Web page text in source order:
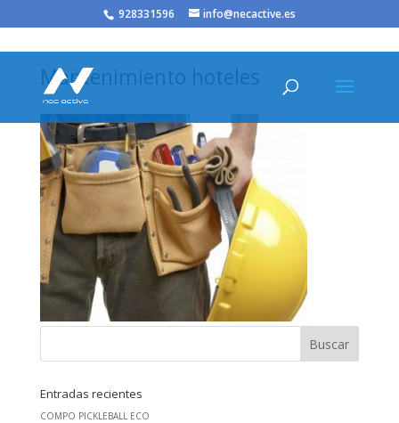
/* JS para menú plegable móvil Divi */
928331596 info@necactive.es
Mantenimiento hoteles
Entradas recientes
COMPO PICKLEBALL ECO